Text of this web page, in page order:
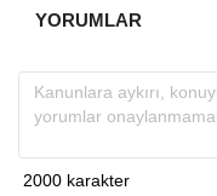
YORUMLAR